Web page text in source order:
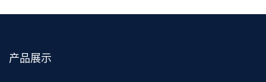
产品展示